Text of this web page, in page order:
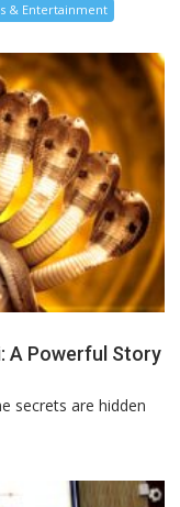
& Entertainment
A Powerful Story
secrets are hidden